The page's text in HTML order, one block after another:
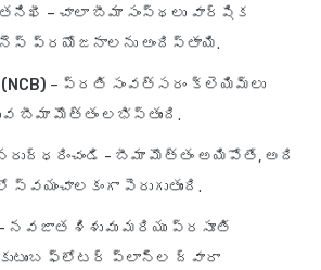
– చాలా బీమా సంస్థలు వార్షిక
ప్రయోజనాలను అందిస్తాయి.
– ప్రతి సంవత్సరం క్లెయిమ్‌లు
బీమా మొత్తం లభిస్తుంది.
- బీమా మొత్తం అయిపోతే, అది
పెరుగుతుంది.
- నవజాత శిశువు మరియు ప్రసూతి
ఫ్లోటర్ ప్లాన్‌ల ద్వారా